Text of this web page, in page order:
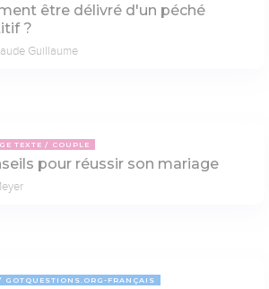
être délivré d'un péché
?
Guillaume
TEXTE COUPLE
pour réussir son mariage
GOTQUESTIONS.ORG-FRANÇAIS